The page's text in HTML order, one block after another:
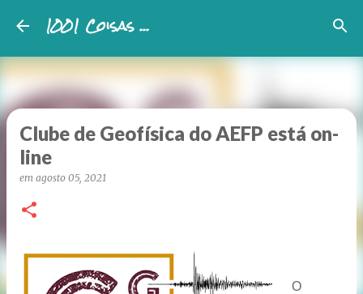
Avançar para o conteúdo principal
1001 Coisas ...
Clube de Geofísica do AEFP está on-
line
em agosto 05, 2021
O